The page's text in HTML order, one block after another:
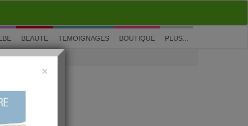
M'inscrire| Me connecter| ? Visite guidée
BEAUTE TEMOIGNAGES BOUTIQUE PLUS...
×